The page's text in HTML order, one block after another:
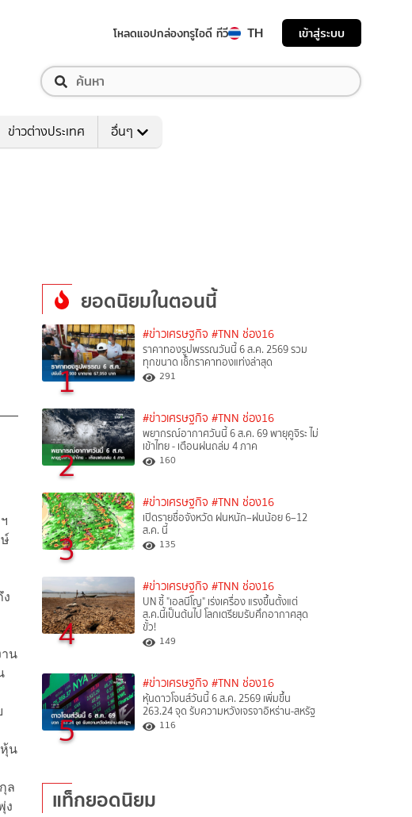
โหลดแอปกล่องทรูไอดี ทีวี TH เข้าสู่ระบบ
ข่าวต่างประเทศ อื่นๆ
น
หุ้น
ล
ง
ยอดนิยมในตอนนี้
1
#ข่าวเศรษฐกิจ #TNN ช่อง16
ราคาทองรูปพรรณวันนี้ 6 ส.ค. 2569 รวม
ทุกขนาด เช็กราคาทองแท่งล่าสุด
291
2
#ข่าวเศรษฐกิจ #TNN ช่อง16
พยากรณ์อากาศวันนี้ 6 ส.ค. 69 พายุคูจิระ ไม่
เข้าไทย - เตือนฝนถล่ม 4 ภาค
160
3
#ข่าวเศรษฐกิจ #TNN ช่อง16
เปิดรายชื่อจังหวัด ฝนหนัก–ฝนน้อย 6–12
ส.ค. นี้
135
4
#ข่าวเศรษฐกิจ #TNN ช่อง16
UN ชี้ "เอลนีโญ" เร่งเครื่อง แรงขึ้นตั้งแต่
ส.ค.นี้เป็นต้นไป โลกเตรียมรับศึกอากาศสุด
ขั้ว!
149
5
#ข่าวเศรษฐกิจ #TNN ช่อง16
หุ้นดาวโจนส์วันนี้ 6 ส.ค. 2569 เพิ่มขึ้น
263.24 จุด รับความหวังเจรจาอิหร่าน-สหรัฐ
116
แท็กยอดนิยม